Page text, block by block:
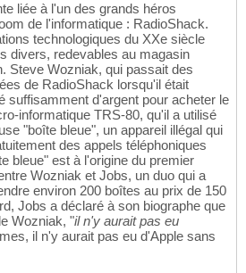
liée à l'un des grands héros
de l'informatique : RadioShack.
technologiques du XXe siècle
divers, redevables au magasin
Steve Wozniak, qui passait des
de RadioShack lorsqu'il était
suffisamment d'argent pour acheter le
informatique TRS-80, qu'il a utilisé
"boîte bleue", un appareil illégal qui
des appels téléphoniques
bleue" est à l'origine du premier
Wozniak et Jobs, un duo qui a
environ 200 boîtes au prix de 150
Jobs a déclaré à son biographe que
Wozniak, "il n'y aurait pas eu
il n'y aurait pas eu d'Apple sans